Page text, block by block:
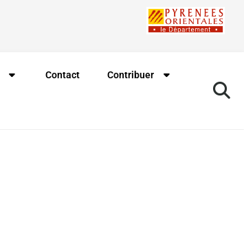
Contact Contribuer